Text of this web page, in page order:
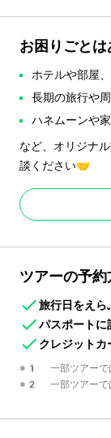
お困りごとは
ホテルや部屋
長期の旅行や
ハネムーンや
など、オリジナ
談ください🤝
ツアーの予約
旅行日をえ
パスポートに
クレジットカ
※1 一部ツアーでは
※2 一部ツアーでは